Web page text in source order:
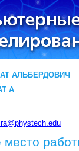
АЛЬБЕРДОВИЧ
A
место